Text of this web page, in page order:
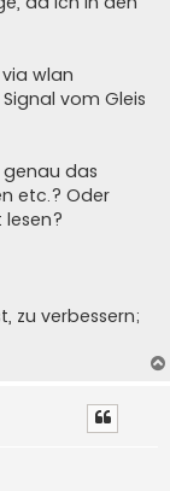
wlan
vom Gleis
das
etc.? Oder
zu verbessern;